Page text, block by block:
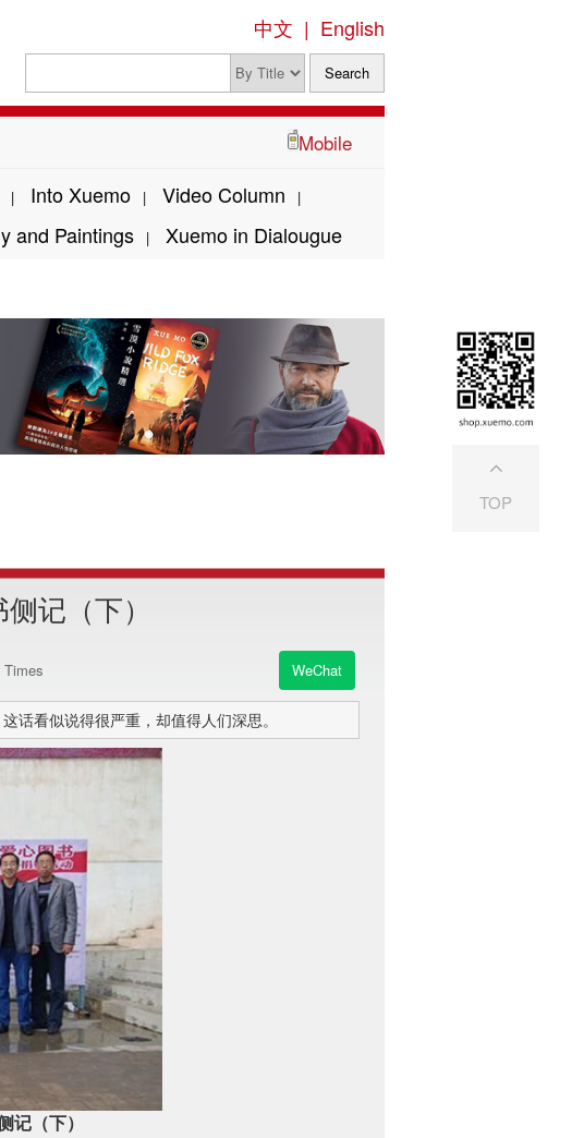
中文 | English
Mobile
| Into Xuemo | Video Column |
and Paintings | Xuemo in Dialougue
记（下）
Times WeChat
话看似说得很严重，却值得人们深思。
记（下）
TOP